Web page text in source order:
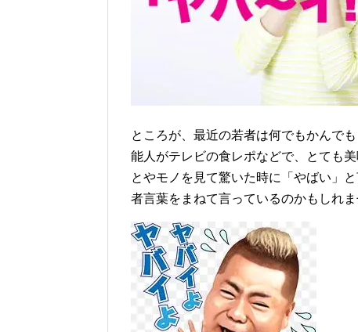
ところが、最近の若者は何でもかんで
能人がテレビの食レポなどで、とても
とやモノを見て驚いた時に「やばい」
者言葉をまねて言っているのかもしれま